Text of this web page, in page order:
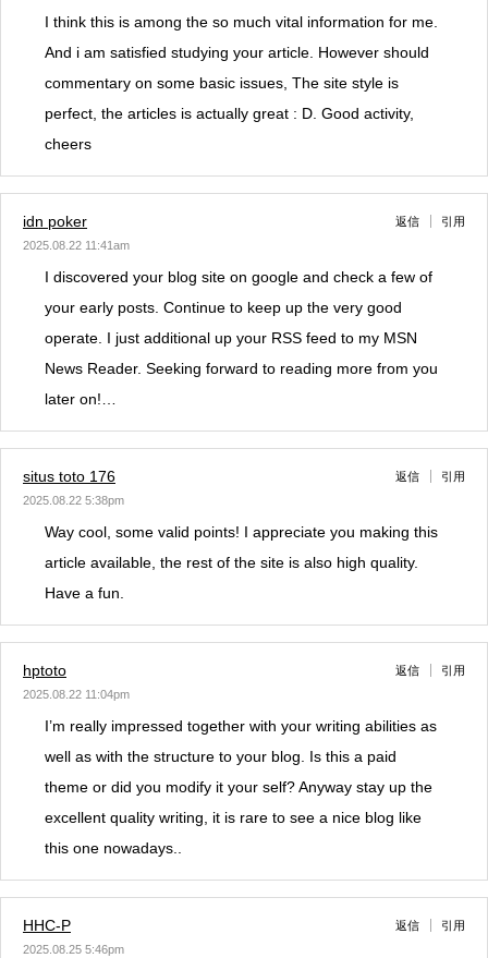
I think this is among the so much vital information for me.
And i am satisfied studying your article. However should
commentary on some basic issues, The site style is
perfect, the articles is actually great : D. Good activity,
cheers
idn poker
2025.08.22 11:41am
返信 引用
I discovered your blog site on google and check a few of
your early posts. Continue to keep up the very good
operate. I just additional up your RSS feed to my MSN
News Reader. Seeking forward to reading more from you
later on!…
situs toto 176
2025.08.22 5:38pm
返信 引用
Way cool, some valid points! I appreciate you making this
article available, the rest of the site is also high quality.
Have a fun.
hptoto
2025.08.22 11:04pm
返信 引用
I’m really impressed together with your writing abilities as
well as with the structure to your blog. Is this a paid
theme or did you modify it your self? Anyway stay up the
excellent quality writing, it is rare to see a nice blog like
this one nowadays..
HHC-P
2025.08.25 5:46pm
返信 引用